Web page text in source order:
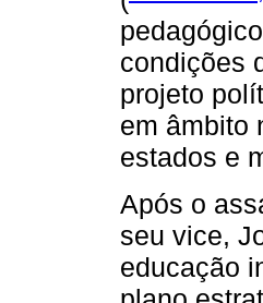
condições
projeto
em âmbito
estados e
Após o
seu vice,
educação